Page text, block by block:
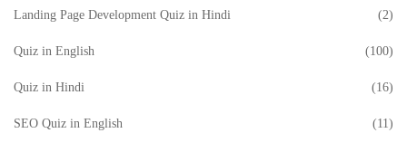
Landing Page Development Quiz in Hindi (2)
Quiz in English (100)
Quiz in Hindi (16)
SEO Quiz in English (11)